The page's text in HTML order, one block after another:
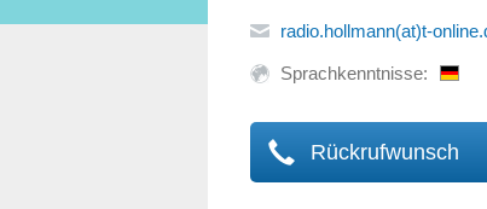
radio.hollmann(at)t-
Sprachkenntnisse:
Rückrufwunsch